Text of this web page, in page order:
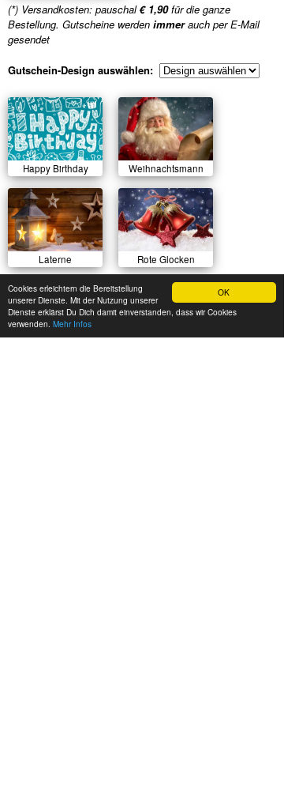
OK
Cookies erleichtern die Bereitstellung
unserer Dienste. Mit der Nutzung unserer
Dienste erklärst Du Dich damit einverstanden, dass wir Cookies
verwenden. Mehr Infos
(*) Versandkosten: pauschal€ 1,90für die ganze
Bestellung. Gutscheine werden immerauch per E-Mail
gesendet
Gutschein-Design auswählen:
Happy Birthday Weihnachtsmann
Laterne Rote Glocken